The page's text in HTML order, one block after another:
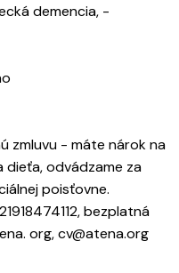
demencia, -
zmluvu - máte nárok na
dieťa, odvádzame za
poisťovne.
bezplatná
org, cv@atena.org